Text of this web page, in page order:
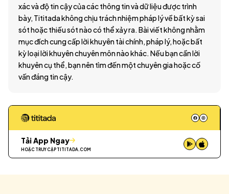
xác và độ tin cậy của các thông tin và dữ liệu được trình
bày, Tititada không chịu trách nhiệm pháp lý về bất kỳ sai
sót hoặc thiếu sót nào có thể xảy ra. Bài viết không nhằm
mục đích cung cấp lời khuyên tài chính, pháp lý, hoặc bất
kỳ loại lời khuyên chuyên môn nào khác. Nếu bạn cần lời
khuyên cụ thể, bạn nên tìm đến một chuyên gia hoặc cố
vấn đáng tin cậy.
Tải App Ngay
HOẶC TRUY CẬP TITITADA.COM